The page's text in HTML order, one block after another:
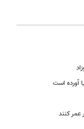
آورده است
کنند